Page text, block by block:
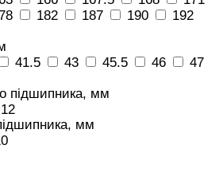
182 187 190
192
41.5 43 45.5 46
47
підшипника, мм
12
мм